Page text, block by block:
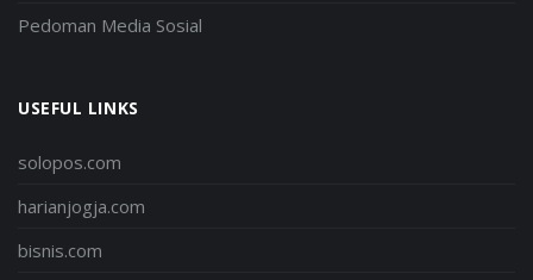
Pedoman Media Sosial
USEFUL LINKS
solopos.com
harianjogja.com
bisnis.com